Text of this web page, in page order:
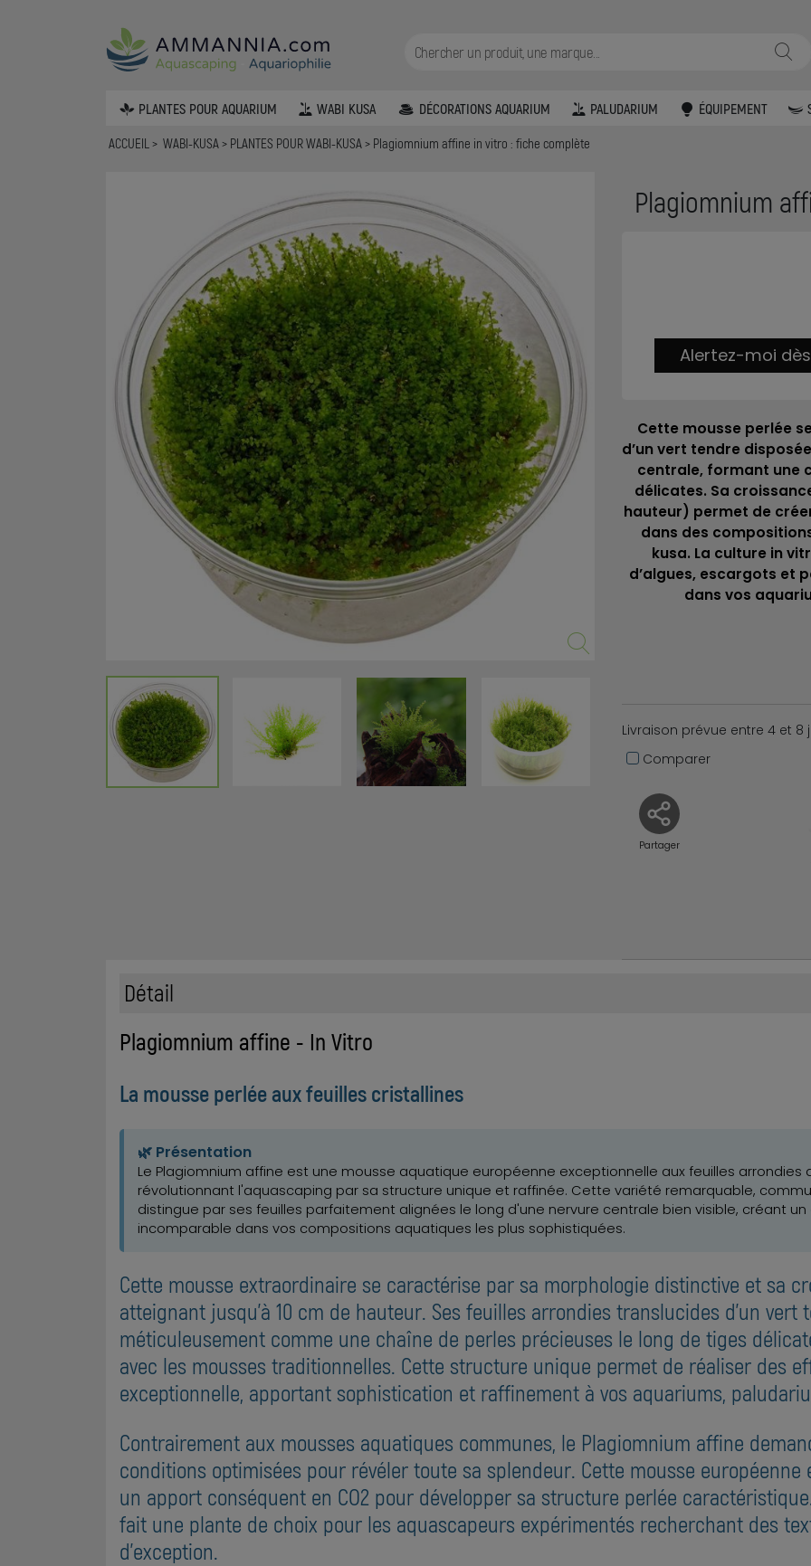
PLANTES POUR AQUARIUM WABI KUSA DÉCORATIONS AQUARIUM PALUDARIUM ÉQUIPEMENT
ACCUEIL WABI-KUSA PLANTES POUR WABI-KUSA Plagiomnium affine in vitro : fiche complète
Plagiomnium
Alertez-moi
Cette mousse perlée
d’un vert tendre
centrale, formant une
délicates. Sa
hauteur) permet de
dans des
kusa. La culture in
d’algues, escargots et
dans vos
Livraison prévue entre 4 et 8
Comparer
Partager
Détail
Plagiomnium affine - In Vitro
La mousse perlée aux feuilles cristallines
🌿 Présentation
Le Plagiomnium affine est une mousse aquatique européenne exceptionnelle aux feuilles arrondies
révolutionnant l'aquascaping par sa structure unique et raffinée. Cette variété remarquable,
distingue par ses feuilles parfaitement alignées le long d'une nervure centrale bien visible, créant
incomparable dans vos compositions aquatiques les plus sophistiquées.
Cette mousse extraordinaire se caractérise par sa morphologie distinctive et sa
atteignant jusqu'à 10 cm de hauteur. Ses feuilles arrondies translucides d'un vert
méticuleusement comme une chaîne de perles précieuses le long de tiges
avec les mousses traditionnelles. Cette structure unique permet de réaliser des
exceptionnelle, apportant sophistication et raffinement à vos aquariums,
Contrairement aux mousses aquatiques communes, le Plagiomnium affine
conditions optimisées pour révéler toute sa splendeur. Cette mousse
un apport conséquent en CO2 pour développer sa structure perlée
fait une plante de choix pour les aquascapeurs expérimentés recherchant des
d'exception.